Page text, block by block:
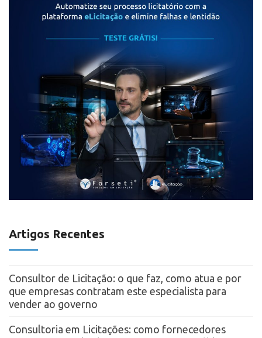
Artigos Recentes
Consultor de Licitação: o que faz, como atua e por
que empresas contratam este especialista para
vender ao governo
Consultoria em Licitações: como fornecedores